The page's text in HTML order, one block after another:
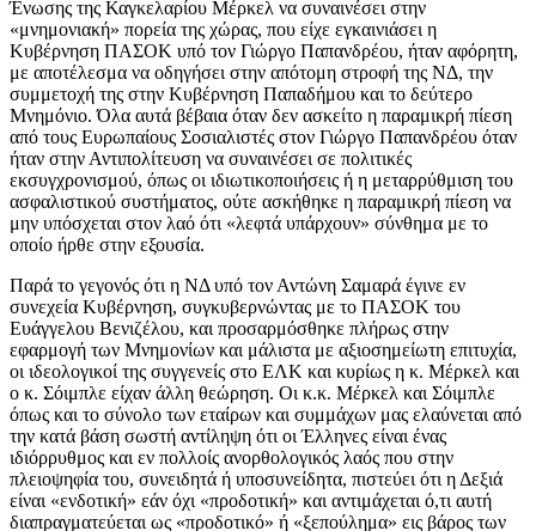
Ένωσης της Καγκελαρίου Μέρκελ να συναινέσει στην
«μνημονιακή» πορεία της χώρας, που είχε εγκαινιάσει η
Κυβέρνηση ΠΑΣΟΚ υπό τον Γιώργο Παπανδρέου, ήταν αφόρητη,
με αποτέλεσμα να οδηγήσει στην απότομη στροφή της ΝΔ, την
συμμετοχή της στην Κυβέρνηση Παπαδήμου και το δεύτερο
Μνημόνιο. Όλα αυτά βέβαια όταν δεν ασκείτο η παραμικρή πίεση
από τους Ευρωπαίους Σοσιαλιστές στον Γιώργο Παπανδρέου όταν
ήταν στην Αντιπολίτευση να συναινέσει σε πολιτικές
εκσυγχρονισμού, όπως οι ιδιωτικοποιήσεις ή η μεταρρύθμιση του
ασφαλιστικού συστήματος, ούτε ασκήθηκε η παραμικρή πίεση να
μην υπόσχεται στον λαό ότι «λεφτά υπάρχουν» σύνθημα με το
οποίο ήρθε στην εξουσία.
Παρά το γεγονός ότι η ΝΔ υπό τον Αντώνη Σαμαρά έγινε εν
συνεχεία Κυβέρνηση, συγκυβερνώντας με το ΠΑΣΟΚ του
Ευάγγελου Βενιζέλου, και προσαρμόσθηκε πλήρως στην
εφαρμογή των Μνημονίων και μάλιστα με αξιοσημείωτη επιτυχία,
οι ιδεολογικοί της συγγενείς στο ΕΛΚ και κυρίως η κ. Μέρκελ και
ο κ. Σόιμπλε είχαν άλλη θεώρηση. Οι κ.κ. Μέρκελ και Σόιμπλε
όπως και το σύνολο των εταίρων και συμμάχων μας ελαύνεται από
την κατά βάση σωστή αντίληψη ότι οι Έλληνες είναι ένας
ιδιόρρυθμος και εν πολλοίς ανορθολογικός λαός που στην
πλειοψηφία του, συνειδητά ή υποσυνείδητα, πιστεύει ότι η Δεξιά
είναι «ενδοτική» εάν όχι «προδοτική» και αντιμάχεται ό,τι αυτή
διαπραγματεύεται ως «προδοτικό» ή «ξεπούλημα» εις βάρος των